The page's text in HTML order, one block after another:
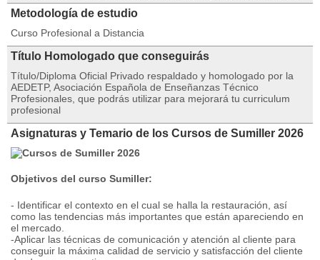
Metodología de estudio
Curso Profesional a Distancia
Título Homologado que conseguirás
Título/Diploma Oficial Privado respaldado y homologado por la
AEDETP, Asociación Española de Enseñanzas Técnico
Profesionales, que podrás utilizar para mejorará tu curriculum
profesional
Asignaturas y Temario de los Cursos de Sumiller 2026
Objetivos del curso Sumiller:
- Identificar el contexto en el cual se halla la restauración, así
como las tendencias más importantes que están apareciendo en
el mercado.
-Aplicar las técnicas de comunicación y atención al cliente para
conseguir la máxima calidad de servicio y satisfacción del cliente